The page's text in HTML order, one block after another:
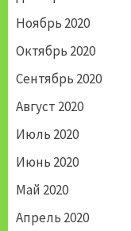
Ноябрь 2020
Октябрь 2020
Сентябрь 2020
Август 2020
Июль 2020
Июнь 2020
Май 2020
Апрель 2020